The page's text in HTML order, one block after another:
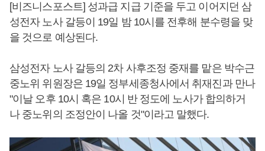
[비즈니스포스트] 성과급 지급 기준을 두고 이어지던 삼
성전자 노사 갈등이 19일 밤 10시를 전후해 분수령을 맞
을 것으로 예상된다.
삼성전자 노사 갈등의 2차 사후조정 중재를 맡은 박수근
중노위 위원장은 19일 정부세종청사에서 취재진과 만나
"이날 오후 10시 혹은 10시 반 정도에 노사가 합의하거
나 중노위의 조정안이 나올 것"이라고 말했다.